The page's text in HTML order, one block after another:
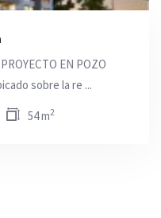
EN POZO
sobre la re ...
54 m2